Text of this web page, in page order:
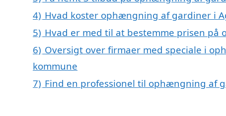
4) Hvad koster ophængning af gardiner i
5) Hvad er med til at bestemme prisen
6) Oversigt over firmaer med speciale i
kommune
7) Find en professionel til ophængning af